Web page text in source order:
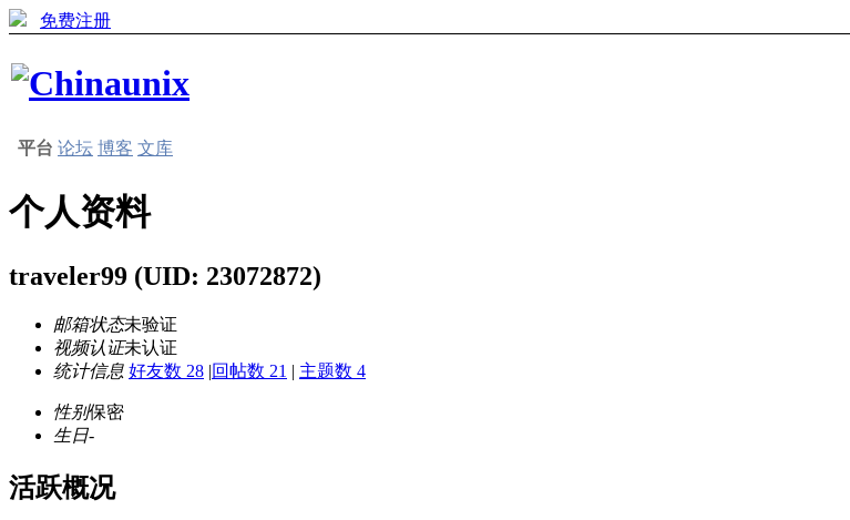
免费注册
平台 论坛 博客 文库
个人资料
traveler99 (UID: 23072872)
邮箱状态未验证
视频认证未认证
统计信息 好友数 28 |回帖数 21 | 主题数 4
性别保密
生日-
活跃概况